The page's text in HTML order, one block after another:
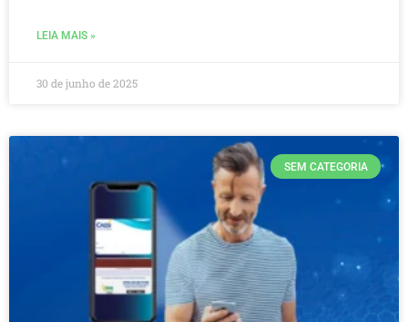
LEIA MAIS »
30 de junho de 2025
SEM CATEGORIA